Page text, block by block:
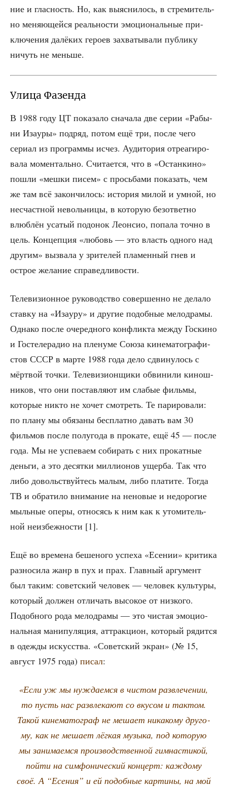
ние и глас­ность. Но, как выяс­ни­лось, в стре­ми­тель­
но меня­ю­щей­ся реаль­но­сти эмо­ци­о­наль­ные при­
клю­че­ния далё­ких геро­ев захва­ты­ва­ли пуб­ли­ку
ничуть не меньше.
Улица Фазенда
В 1988 году ЦТ пока­за­ло сна­ча­ла две серии «Рабы­
ни Иза­уры» под­ряд, потом ещё три, после чего
сери­ал из про­грам­мы исчез. Ауди­то­рия отре­а­ги­ро­
ва­ла момен­таль­но. Счи­та­ет­ся, что в «Остан­ки­но»
пошли «меш­ки писем» с прось­ба­ми пока­зать, чем
же там всё закон­чи­лось: исто­рия милой и умной, но
несчаст­ной неволь­ни­цы, в кото­рую без­от­вет­но
влюб­лён уса­тый подо­нок Леон­сио, попа­ла точ­но в
цель. Кон­цеп­ция «любовь — это власть одно­го над
дру­гим» вызва­ла у зри­те­лей пла­мен­ный гнев и
острое жела­ние справедливости.
Теле­ви­зи­он­ное руко­вод­ство совер­шен­но не дела­ло
став­ку на «Иза­у­ру» и дру­гие подоб­ные мело­дра­мы.
Одна­ко после оче­ред­но­го кон­флик­та меж­ду Гос­ки­но
и Госте­ле­ра­дио на пле­ну­ме Сою­за кине­ма­то­гра­фи­
стов СССР в мар­те 1988 года дело сдви­ну­лось с
мёрт­вой точ­ки. Теле­ви­зи­он­щи­ки обви­ни­ли кинош­
ни­ков, что они постав­ля­ют им сла­бые филь­мы,
кото­рые никто не хочет смот­реть. Те пари­ро­ва­ли:
по пла­ну мы обя­за­ны бес­плат­но давать вам 30
филь­мов после полу­го­да в про­ка­те, ещё 45 — после
года. Мы не успе­ва­ем соби­рать с них про­кат­ные
день­ги, а это десят­ки мил­ли­о­нов ущер­ба. Так что
либо доволь­ствуй­тесь малым, либо пла­ти­те. Тогда
ТВ и обра­ти­ло вни­ма­ние на нено­вые и недо­ро­гие
мыль­ные опе­ры, отно­сясь к ним как к уто­ми­тель­
ной неиз­беж­но­сти [1].
Ещё во вре­ме­на беше­но­го успе­ха «Есе­нии» кри­ти­ка
раз­но­си­ла жанр в пух и прах. Глав­ный аргу­мент
был таким: совет­ский чело­век — чело­век куль­ту­ры,
кото­рый дол­жен отли­чать высо­кое от низ­ко­го.
Подоб­но­го рода мело­дра­мы — это чистая эмо­ци­о­
наль­ная мани­пу­ля­ция, аттрак­ци­он, кото­рый рядит­ся
в одеж­ды искус­ства. «Совет­ский экран» (№ 15,
август 1975 года) писал:
«Если уж мы нуж­да­ем­ся в чистом раз­вле­че­нии,
то пусть нас раз­вле­ка­ют со вку­сом и так­том.
Такой кине­ма­то­граф не меша­ет ника­ко­му дру­го­
му, как не меша­ет лёг­кая музы­ка, под кото­рую
мы зани­ма­ем­ся про­из­вод­ствен­ной гим­на­сти­кой,
пой­ти на сим­фо­ни­че­ский кон­церт: каж­до­му
своё. А “Есе­ния” и ей подоб­ные кар­ти­ны, на мой